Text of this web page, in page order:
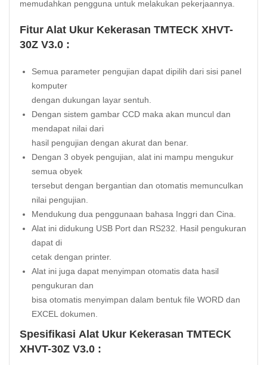
memudahkan pengguna untuk melakukan pekerjaannya.
Fitur Alat Ukur Kekerasan TMTECK XHVT-
30Z V3.0 :
Semua parameter pengujian dapat dipilih dari sisi panel
komputer
dengan dukungan layar sentuh.
Dengan sistem gambar CCD maka akan muncul dan
mendapat nilai dari
hasil pengujian dengan akurat dan benar.
Dengan 3 obyek pengujian, alat ini mampu mengukur
semua obyek
tersebut dengan bergantian dan otomatis memunculkan
nilai pengujian.
Mendukung dua penggunaan bahasa Inggri dan Cina.
Alat ini didukung USB Port dan RS232. Hasil pengukuran
dapat di
cetak dengan printer.
Alat ini juga dapat menyimpan otomatis data hasil
pengukuran dan
bisa otomatis menyimpan dalam bentuk file WORD dan
EXCEL dokumen.
Spesifikasi Alat Ukur Kekerasan TMTECK
XHVT-30Z V3.0 :